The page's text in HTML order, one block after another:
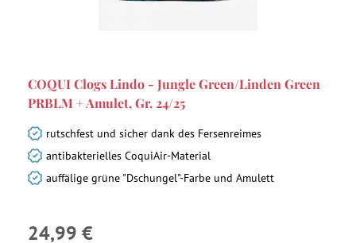
COQUI Clogs Lindo - Jungle Green/Linden Green
PRBLM + Amulet, Gr. 24/25
rutschfest und sicher dank des Fersenreimes
antibakterielles CoquiAir-Material
auffälige grüne "Dschungel"-Farbe und Amulett
24,99 €